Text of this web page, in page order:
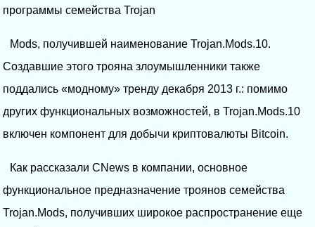
программы семейства Trojan
Mods, получившей наименование Trojan.Mods.10.
Создавшие этого трояна злоумышленники также
поддались «модному» тренду декабря 2013 г.: помимо
других функциональных возможностей, в Trojan.Mods.10
включен компонент для добычи криптовалюты Bitcoin.
Как рассказали CNews в компании, основное
функциональное предназначение троянов семейства
Trojan.Mods, получивших широкое распространение еще